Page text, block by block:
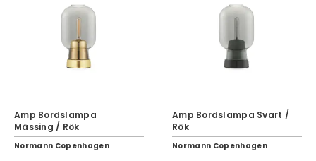
Amp Bordslampa
Mässing / Rök
Normann Copenhagen
Amp Bordslampa Svart /
Rök
Normann Copenhagen